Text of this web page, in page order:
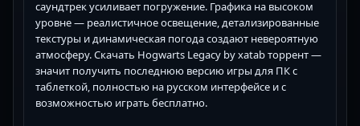
саундтрек усиливает погружение. Графика на высоком
уровне — реалистичное освещение, детализированные
текстуры и динамическая погода создают невероятную
атмосферу. Скачать Hogwarts Legacy by xatab торрент —
значит получить последнюю версию игры для ПК с
таблеткой, полностью на русском интерфейсе и с
возможностью играть бесплатно.